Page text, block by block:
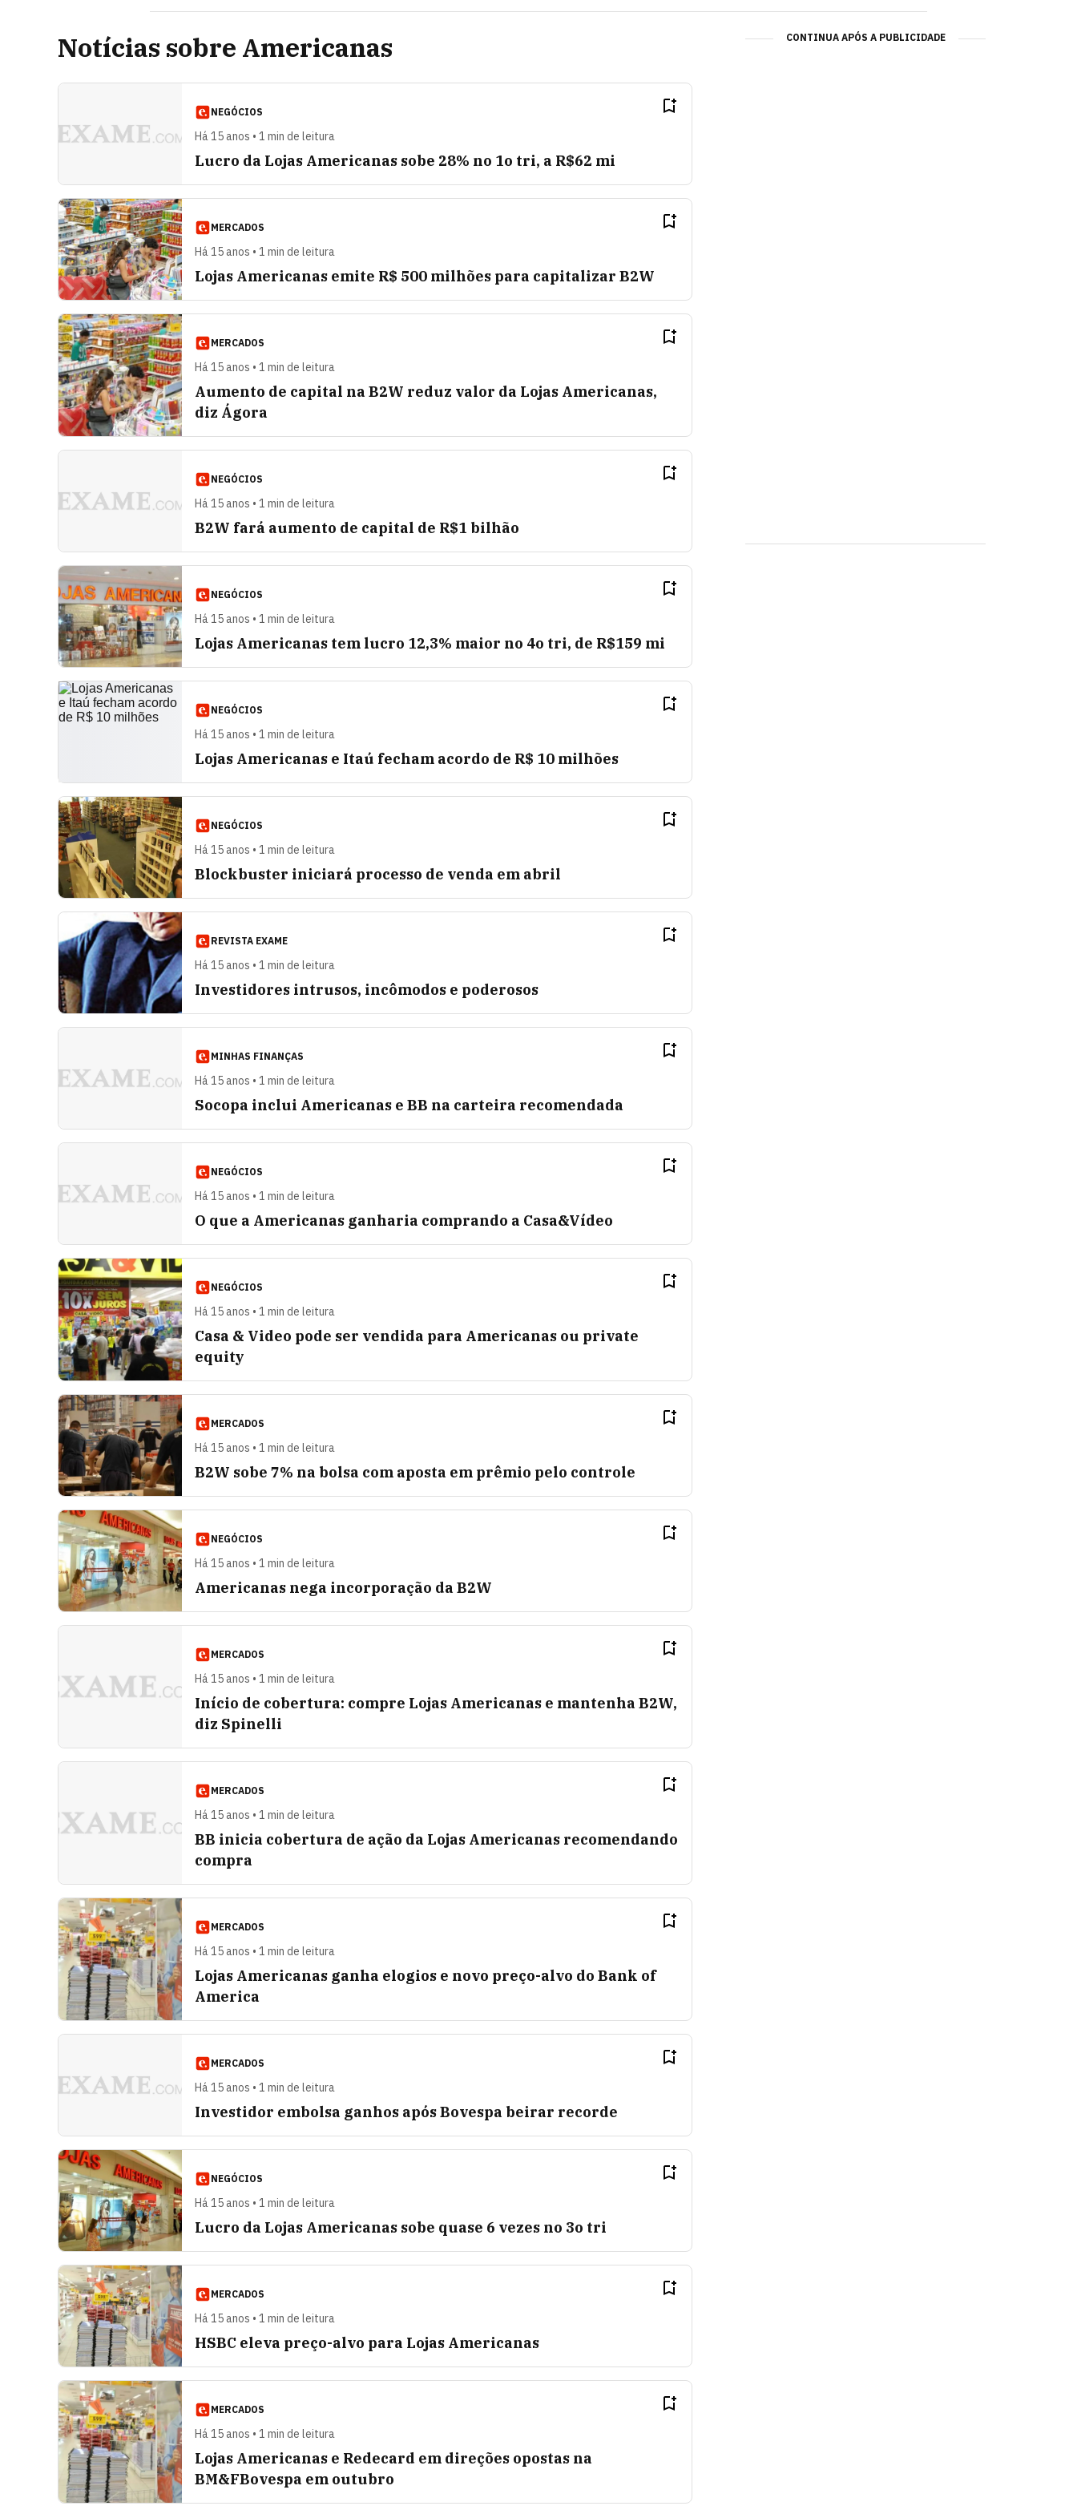
Notícias sobre Americanas
NEGÓCIOS
Há 15 anos • 1 min de leitura
Lucro da Lojas Americanas sobe 28% no 1o tri, a R$62 mi
MERCADOS
Há 15 anos • 1 min de leitura
Lojas Americanas emite R$ 500 milhões para capitalizar B2W
MERCADOS
Há 15 anos • 1 min de leitura
Aumento de capital na B2W reduz valor da Lojas Americanas,
diz Ágora
NEGÓCIOS
Há 15 anos • 1 min de leitura
B2W fará aumento de capital de R$1 bilhão
NEGÓCIOS
Há 15 anos • 1 min de leitura
Lojas Americanas tem lucro 12,3% maior no 4o tri, de R$159 mi
NEGÓCIOS
Há 15 anos • 1 min de leitura
Lojas Americanas e Itaú fecham acordo de R$ 10 milhões
NEGÓCIOS
Há 15 anos • 1 min de leitura
Blockbuster iniciará processo de venda em abril
REVISTA EXAME
Há 15 anos • 1 min de leitura
Investidores intrusos, incômodos e poderosos
MINHAS FINANÇAS
Há 15 anos • 1 min de leitura
Socopa inclui Americanas e BB na carteira recomendada
NEGÓCIOS
Há 15 anos • 1 min de leitura
O que a Americanas ganharia comprando a Casa&Vídeo
NEGÓCIOS
Há 15 anos • 1 min de leitura
Casa & Video pode ser vendida para Americanas ou private
equity
MERCADOS
Há 15 anos • 1 min de leitura
B2W sobe 7% na bolsa com aposta em prêmio pelo controle
NEGÓCIOS
Há 15 anos • 1 min de leitura
Americanas nega incorporação da B2W
MERCADOS
Há 15 anos • 1 min de leitura
Início de cobertura: compre Lojas Americanas e mantenha B2W,
diz Spinelli
MERCADOS
Há 15 anos • 1 min de leitura
BB inicia cobertura de ação da Lojas Americanas recomendando
compra
MERCADOS
Há 15 anos • 1 min de leitura
Lojas Americanas ganha elogios e novo preço-alvo do Bank of
America
MERCADOS
Há 15 anos • 1 min de leitura
Investidor embolsa ganhos após Bovespa beirar recorde
NEGÓCIOS
Há 15 anos • 1 min de leitura
Lucro da Lojas Americanas sobe quase 6 vezes no 3o tri
MERCADOS
Há 15 anos • 1 min de leitura
HSBC eleva preço-alvo para Lojas Americanas
MERCADOS
Há 15 anos • 1 min de leitura
Lojas Americanas e Redecard em direções opostas na
BM&FBovespa em outubro
CONTINUA APÓS A PUBLICIDADE